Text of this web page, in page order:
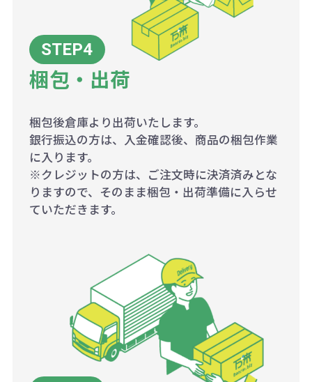
梱包・出荷
梱包後倉庫より出荷いたします。
銀行振込の方は、入金確認後、商品の梱包作業
に入ります。
※クレジットの方は、ご注文時に決済済みとな
りますので、そのまま梱包・出荷準備に入らせ
ていただきます。